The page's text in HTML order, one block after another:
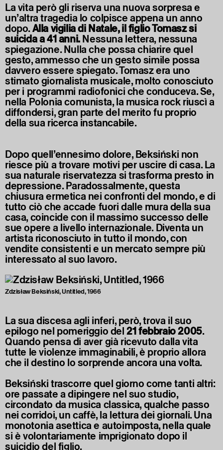
La vita però gli riserva una nuova sorpresa e
un’altra tragedia lo colpisce appena un anno
dopo.Alla vigilia di Natale, il figlio Tomasz si
suicida a 41 anni.Nessuna lettera, nessuna
spiegazione. Nulla che possa chiarire quel
gesto, ammesso che un gesto simile possa
davvero essere spiegato. Tomasz era uno
stimato giornalista musicale, molto conosciuto
per i programmi radiofonici che conduceva. Se,
nella Polonia comunista, la musica rock riuscì a
diffondersi, gran parte del merito fu proprio
della sua ricerca instancabile.
Dopo quell’ennesimo dolore, Beksiński non
riesce più a trovare motivi per uscire di casa. La
sua naturale riservatezza si trasforma presto in
depressione. Paradossalmente, questa
chiusura ermetica nei confronti del mondo, e di
tutto ciò che accade fuori dalle mura della sua
casa, coincide con il massimo successo delle
sue opere a livello internazionale. Diventa un
artista riconosciuto in tutto il mondo, con
vendite consistenti e un mercato sempre più
interessato al suo lavoro.
Zdzisław Beksiński, Untitled, 1966
La sua discesa agli inferi, però, trova il suo
epilogo nel pomeriggio del21 febbraio 2005.
Quando pensa di aver già ricevuto dalla vita
tutte le violenze immaginabili, è proprio allora
che il destino lo sorprende ancora una volta.
Beksiński trascorre quel giorno come tanti altri:
ore passate a dipingere nel suo studio,
circondato da musica classica, qualche passo
nei corridoi, un caffè, la lettura dei giornali. Una
monotonia asettica e autoimposta, nella quale
si è volontariamente imprigionato dopo il
suicidio del figlio.